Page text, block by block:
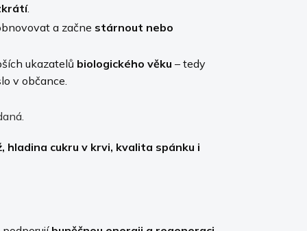
.
a začne stárnout nebo
ukazatelů biologického věku – tedy
v občance.
cukru v krvi, kvalita spánku i